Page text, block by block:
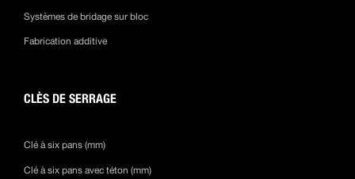
Systèmes de bridage sur bloc
Fabrication additive
CLÈS DE SERRAGE
Clé à six pans (mm)
Clé à six pans avec téton (mm)